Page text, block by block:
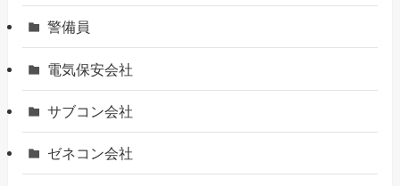
警備員
電気保安会社
サブコン会社
ゼネコン会社